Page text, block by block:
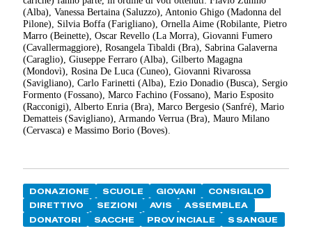
(Alba), Vanessa Bertaina (Saluzzo), Antonio Ghigo (Madonna del
Pilone), Silvia Boffa (Farigliano), Ornella Aime (Robilante, Pietro
Marro (Beinette), Oscar Revello (La Morra), Giovanni Fumero
(Cavallermaggiore), Rosangela Tibaldi (Bra), Sabrina Galaverna
(Caraglio), Giuseppe Ferraro (Alba), Gilberto Magagna
(Mondovì), Rosina De Luca (Cuneo), Giovanni Rivarossa
(Savigliano), Carlo Farinetti (Alba), Ezio Donadio (Busca), Sergio
Formento (Fossano), Marco Fachino (Fossano), Mario Esposito
(Racconigi), Alberto Enria (Bra), Marco Bergesio (Sanfré), Mario
Dematteis (Savigliano), Armando Verrua (Bra), Mauro Milano
(Cervasca) e Massimo Borio (Boves).
DONAZIONE SCUOLE GIOVANI
CONSIGLIO
DIRETTIVO
SEZIONI AVIS
ASSEMBLEA
DONATORI
SACCHE PROV INCIALE S SANGUE